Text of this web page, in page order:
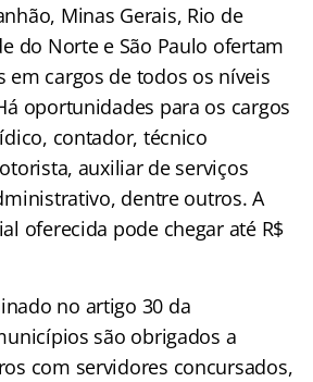
Minas Gerais, Rio de
do Norte e São Paulo ofertam
em cargos de todos os níveis
oportunidades para os cargos
contador, técnico
auxiliar de serviços
dentre outros. A
oferecida pode chegar até R$
no artigo 30 da
são obrigados a
com servidores concursados,